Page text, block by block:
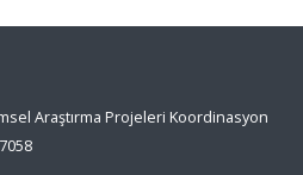
Araştırma Projeleri Koordinasyon